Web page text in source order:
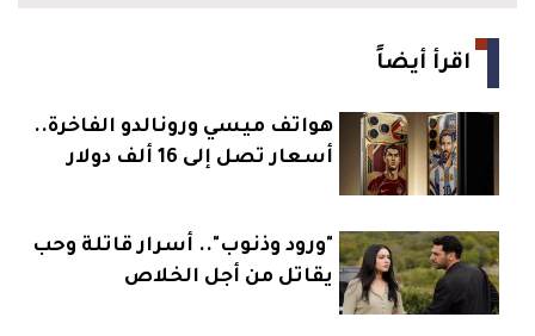
اقرأ أيضاً
هواتف ميسي ورونالدو الفاخرة..
أسعار تصل إلى 16 ألف دولار
"ورود وذنوب".. أسرار قاتلة وحب
يقاتل من أجل الخلاص